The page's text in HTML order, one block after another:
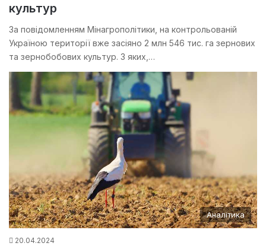
культур
За повідомленням Мінагрополітики, на контрольованій
Україною території вже засіяно 2 млн 546 тис. га зернових
та зернобобових культур. З яких,…
Аналітика
20.04.2024